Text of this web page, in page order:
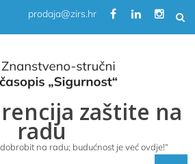
prodaja@zirs.hr
zaštite na
radu
na radu; budućnost je već ovdje!“